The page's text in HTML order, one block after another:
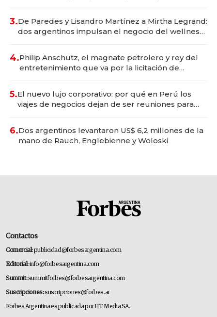
3.De Paredes y Lisandro Martínez a Mirtha Legrand:
dos argentinos impulsan el negocio del wellness
4.Philip Anschutz, el magnate petrolero y rey del
entretenimiento que va por la licitación de
5.El nuevo lujo corporativo: por qué en Perú los
viajes de negocios dejan de ser reuniones para
6.Dos argentinos levantaron US$ 6,2 millones de la
mano de Rauch, Englebienne y Woloski
Contactos
Comercial:publicidad@forbesargentina.com
Editorial:info@forbesargentina.com
Summit:summitforbes@forbesargentina.com
Suscripciones:suscripciones@forbes.ar
Forbes Argentina es publicada por HT Media SA.